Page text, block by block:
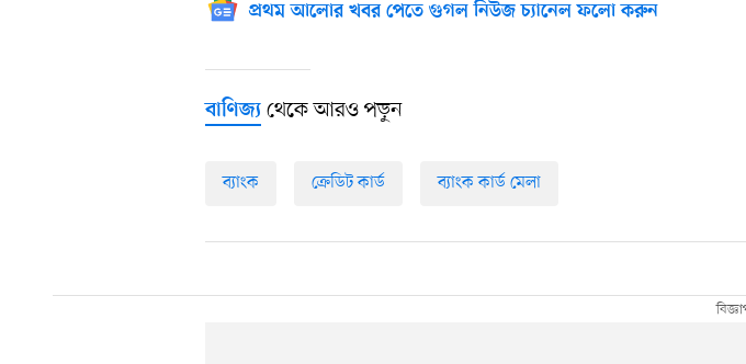
প্রথম আলোর খবর পেতে গুগল নিউজ চ্যানেল ফলো করুন
বাণিজ্য থেকে আরও পড়ুন
ব্যাংক ক্রেডিট কার্ড ব্যাংক কার্ড মেলা